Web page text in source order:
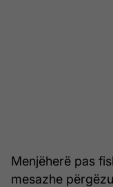
Menjëherë pas
mesazhe